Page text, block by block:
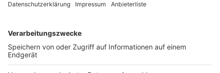
DEINE GEMERKTEN ARTIKEL
Du hast dir noch keine Artikel gemerkt